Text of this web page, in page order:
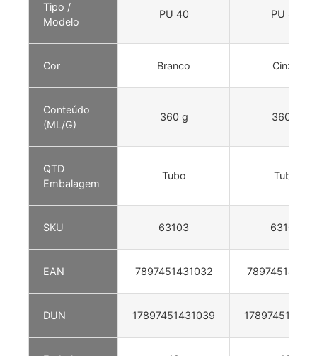
Tipo /
Modelo
PU 40 PU 40
Cor Branco Cinza
Conteúdo
(ML/G)
360 g 360 g
QTD
Embalagem
Tubo Tubo
SKU 63103 63104
EAN 7897451431032
DUN 17897451431039